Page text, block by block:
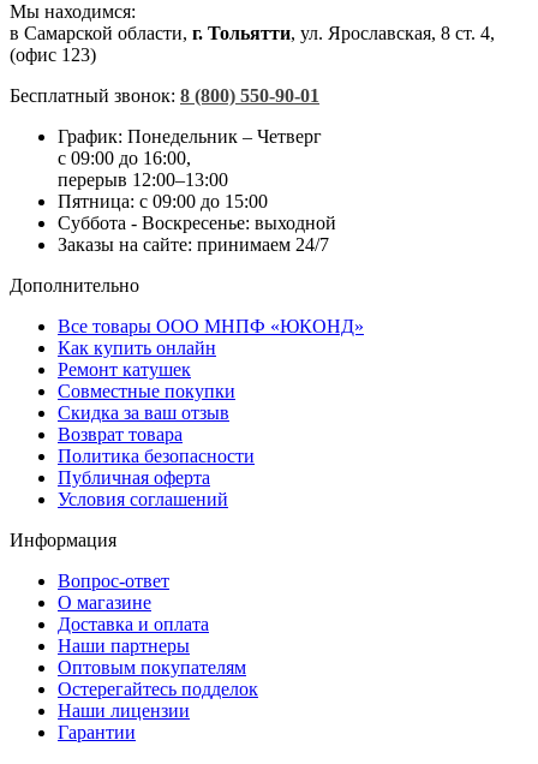
Мы находимся:
в Самарской области, г. Тольятти, ул. Ярославская, 8 ст. 4,
(офис 123)
Бесплатный звонок: 8 (800) 550-90-01
График: Понедельник – Четверг
с 09:00 до 16:00,
перерыв 12:00–13:00
Пятница: с 09:00 до 15:00
Суббота - Воскресенье: выходной
Заказы на сайте: принимаем 24/7
Дополнительно
Все товары ООО МНПФ «ЮКОНД»
Как купить онлайн
Ремонт катушек
Совместные покупки
Скидка за ваш отзыв
Возврат товара
Политика безопасности
Публичная оферта
Условия соглашений
Информация
Вопрос-ответ
О магазине
Доставка и оплата
Наши партнеры
Оптовым покупателям
Остерегайтесь подделок
Наши лицензии
Гарантии